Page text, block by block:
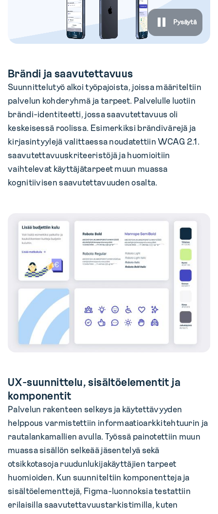
Pysäytä
Brändi ja saavutettavuus
Suunnittelutyö alkoi työpajoista, joissa määriteltiin
palvelun kohderyhmä ja tarpeet. Palvelulle luotiin
brändi-identiteetti, jossa saavutettavuus oli
keskeisessä roolissa. Esimerkiksi brändivärejä ja
kirjasintyylejä valittaessa noudatettiin WCAG 2.1.
saavutettavuuskriteeristöjä ja huomioitiin
vaihtelevat käyttäjätarpeet muun muassa
kognitiivisen saavutettavuuden osalta.
UX-suunnittelu, sisältöelementit ja
komponentit
Palvelun rakenteen selkeys ja käytettävyyden
helppous varmistettiin informaatioarkkitehtuurin ja
rautalankamallien avulla. Työssä painotettiin muun
muassa sisällön selkeää jäsentelyä sekä
otsikkotasoja ruudunlukijakäyttäjien tarpeet
huomioiden. Kun suunniteltiin komponentteja ja
sisältöelementtejä, Figma-luonnoksia testattiin
erilaisilla saavutettavuustarkistimilla, kuten